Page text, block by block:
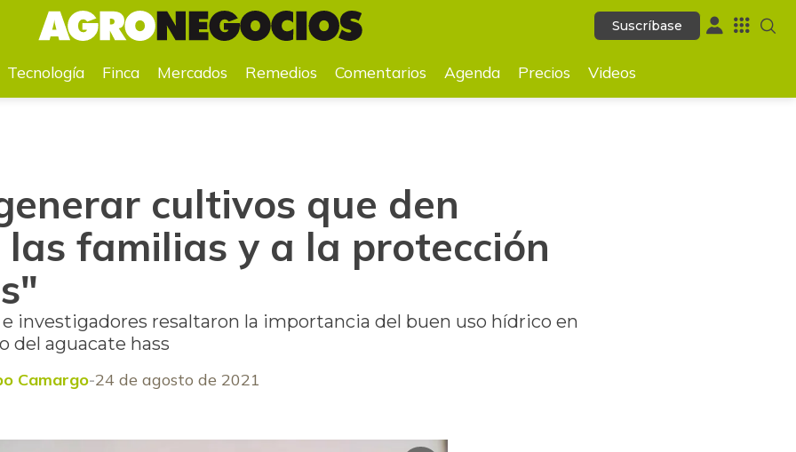
Suscríbase
familias y a la protección de bosques"
Suscríbase
Tecnología Finca Mercados Remedios Comentarios Agenda Precios Videos
cultivos que den
familias y a la protección
investigadores resaltaron la importancia del buen uso hídrico en
del aguacate hass
Camargo 24 de agosto de 2021